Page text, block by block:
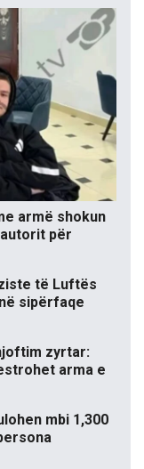
armë shokun
për
të Luftës
sipërfaqe
zyrtar:
arma e
mbi 1,300